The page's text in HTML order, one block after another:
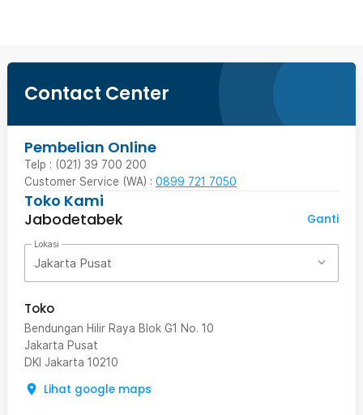
Contact Center
Pembelian Online
Telp : (021) 39 700 200
Customer Service (WA) : 0899 721 7050
Toko Kami
Jabodetabek
Ganti
Lokasi
Jakarta Pusat
Toko
Bendungan Hilir Raya Blok G1 No. 10
Jakarta Pusat
DKI Jakarta 10210
Lihat google maps